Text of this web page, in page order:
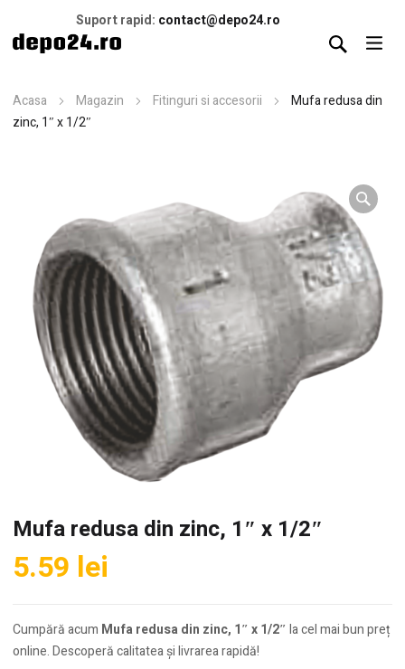
Suport rapid: contact@depo24.ro
Acasa Magazin Fitinguri si accesorii
Mufa redusa din
zinc, 1″ x 1/2″
Mufa redusa din zinc, 1″ x 1/2″
5.59 lei
Cumpără acum Mufa redusa din zinc, 1″ x 1/2″ la cel mai bun preț
online. Descoperă calitatea și livrarea rapidă!